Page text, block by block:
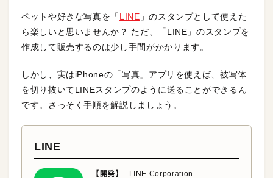
ペットや好きな写真を「 LINE 」のスタンプとして使えた
ら楽しいと思いませんか？ ただ、「LINE」のスタンプを
作成して販売するのは少し手間がかかります。
しかし、実はiPhoneの「写真」アプリを使えば、被写体
を切り抜いてLINEスタンプのように送ることができるん
です。さっそく手順を解説しましょう。
LINE
【開発】
LINE Corporation